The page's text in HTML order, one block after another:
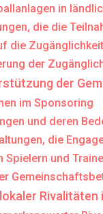
in
die die
die Zugänglichkeit
der
der
im Sponsoring
und deren
die
Spielern und